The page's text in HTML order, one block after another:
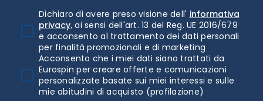
Dichiaro di avere preso visione dell' informativa
privacy. ai sensi dell'art. 13 del Reg. UE 2016/679
e acconsento al trattamento dei dati personali
per finalità promozionali e di marketing
Acconsento che i miei dati siano trattati da
Eurospin per creare offerte e comunicazioni
personalizzate basate sui miei interessi e sulle
mie abitudini di acquisto (profilazione)